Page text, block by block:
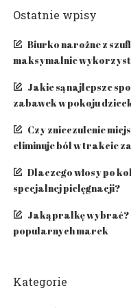
Ostatnie wpisy
Biurko narożne z
maksymalnie
Jakie są najlepsze
zabawek w pokoju
Czy znieczulenie
eliminuje ból w trakcie
​Dlaczego włosy po
specjalnej pielęgnacji?
Jaką pralkę wybrać?
popularnych marek
Kategorie